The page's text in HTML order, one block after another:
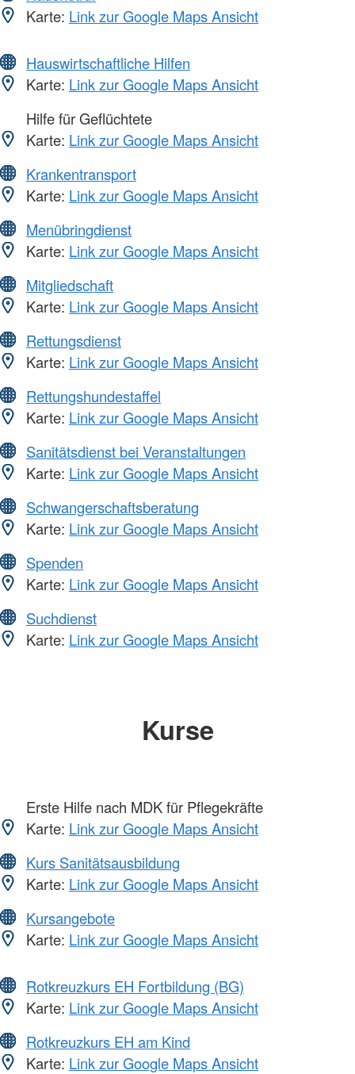
Karte: Link zur Google Maps Ansicht
Hauswirtschaftliche Hilfen
Karte: Link zur Google Maps Ansicht
Hilfe für Geflüchtete
Karte: Link zur Google Maps Ansicht
Krankentransport
Karte: Link zur Google Maps Ansicht
Menübringdienst
Karte: Link zur Google Maps Ansicht
Mitgliedschaft
Karte: Link zur Google Maps Ansicht
Rettungsdienst
Karte: Link zur Google Maps Ansicht
Rettungshundestaffel
Karte: Link zur Google Maps Ansicht
Sanitätsdienst bei Veranstaltungen
Karte: Link zur Google Maps Ansicht
Schwangerschaftsberatung
Karte: Link zur Google Maps Ansicht
Spenden
Karte: Link zur Google Maps Ansicht
Suchdienst
Karte: Link zur Google Maps Ansicht
Kurse
Erste Hilfe nach MDK für Pflegekräfte
Karte: Link zur Google Maps Ansicht
Kurs Sanitätsausbildung
Karte: Link zur Google Maps Ansicht
Kursangebote
Karte: Link zur Google Maps Ansicht
Rotkreuzkurs EH Fortbildung (BG)
Karte: Link zur Google Maps Ansicht
Rotkreuzkurs EH am Kind
Karte: Link zur Google Maps Ansicht